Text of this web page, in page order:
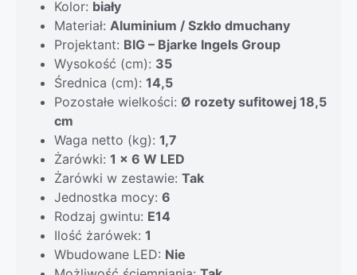
Kolor: biały
Materiał: Aluminium / Szkło dmuchany
Projektant: BIG – Bjarke Ingels Group
Wysokość (cm): 35
Średnica (cm): 14,5
Pozostałe wielkości: Ø rozety sufitowej 18,5
cm
Waga netto (kg): 1,7
Żarówki: 1 x 6 W LED
Żarówki w zestawie: Tak
Jednostka mocy: 6
Rodzaj gwintu: E14
Ilość żarówek: 1
Wbudowane LED: Nie